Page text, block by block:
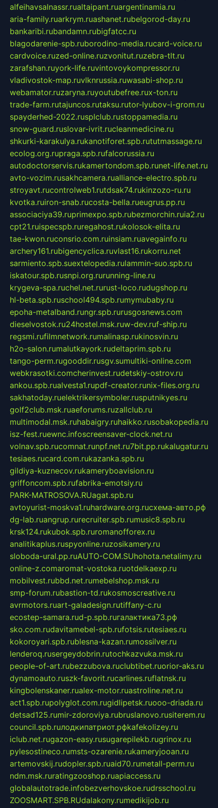
alfeihavsalnassr.rualtaipant.ruargentinamia.ru
aria-family.ruarkrym.ruashanet.rubelgorod-day.ru
bankaribi.rubandamn.rubigfatcc.ru
blagodarenie-spb.ruborodino-media.rucard-voice.ru
cardvoice.ruzed-online.ruzvonitut.ruzebra-tlt.ru
zarafshan.ruyork-life.ruvintovoykompressor.ru
vladivostok-map.ruvlknrussia.ruwasabi-shop.ru
webamator.ruzaryna.ruyoutubefree.rux-ton.ru
trade-farm.rutajuncos.rutaksu.rutor-lyubov-i-grom.ru
spayderhed-2022.rusplclub.rustoppamedia.ru
snow-guard.ruslovar-ivrit.rucleanmedicine.ru
shkurki-karakulya.rukanotiforet.spb.rututmassage.ru
ecolog.org.rupraga.spb.rufalcorussia.ru
autodoctorservis.rukamertondom.spb.runet-life.net.ru
avto-vozim.rusakhcamera.rualliance-electro.spb.ru
stroyavt.rucontrolweb1.rutdsak74.rukinzozo-ru.ru
kvotka.ruiron-snab.rucosta-bella.rueugrus.pp.ru
associaciya39.ruprimexpo.spb.rubezmorchin.ruia2.ru
cpt21.ruispecspb.ruregahost.rukolosok-elita.ru
tae-kwon.ruconsrio.com.ruinsiam.ruavegainfo.ru
archery161.rubigencyclica.ruvlast16.rukorru.net
sarmiento.spb.suextelopedia.rulammin-suo.spb.ru
iskatour.spb.rusnpi.org.rurunning-line.ru
krygeva-spa.ruchel.net.rurust-loco.rudugshop.ru
hl-beta.spb.ruschool494.spb.rumymubaby.ru
epoha-metalband.rungr.spb.rurusgosnews.com
dieselvostok.ru24hostel.msk.ruw-dev.ruf-ship.ru
regsmi.rufilmnetwork.rumalinasp.rukinosvin.ru
h2o-salon.rumalutkayork.rudeltaprim.spb.ru
tango-perm.rugooddir.rusgv.sumultiki-online.com
webkrasotki.comcherinvest.rudetskiy-ostrov.ru
ankou.spb.rualvesta1.rupdf-creator.runix-files.org.ru
sakhatoday.ruelektrikersymboler.rusputnikyes.ru
golf2club.msk.ruaeforums.ruzallclub.ru
multimodal.msk.ruhabaigry.ruhaikko.rusobakopedia.ru
isz-fest.ruewnc.infoscreensaver-clock.net.ru
volnav.spb.rucomnat.runpf.net.ru7bit.pp.rukalugatur.ru
tesiaes.rucard.com.rukazanka.spb.ru
gildiya-kuznecov.rukameryboavision.ru
griffoncom.spb.rufabrika-emotsiy.ru
PARK-MATROSOVA.RUagat.spb.ru
avtoyurist-moskva1.ruhardware.org.ruсхема-авто.рф
dg-lab.ruangrup.rurecruiter.spb.rumusic8.spb.ru
krsk124.rukubok.spb.ruromanofforex.ru
analitikaplus.ruspyonline.ruzosikamery.ru
sloboda-ural.pp.ruAUTO-COM.SUhohota.netalimy.ru
online-z.comaromat-vostoka.ruotdelkaexp.ru
mobilvest.rubbd.net.rumebelshop.msk.ru
smp-forum.rubastion-td.rukosmoscreative.ru
avrmotors.ruart-galadesign.rutiffany-c.ru
ecostep-samara.rud-p.spb.ruгалактика73.рф
sko.com.rudavitamebel-spb.rufotsis.rutesiaes.ru
kokoroyari.spb.rublesna-kazan.rumossilver.ru
lenderoq.rusergeydobrin.rutochkazvuka.msk.ru
people-of-art.rubezzubova.ruclubtibet.ruorior-aks.ru
dynamoauto.ruszk-favorit.rucarlines.ruflatnsk.ru
kingbolenskaner.rualex-motor.ruastroline.net.ru
act1.spb.rupolyglot.com.rugidlipetsk.ruooo-driada.ru
detsad125.rumir-zdoroviya.rubruslanovo.rusiterem.ru
council.spb.ruлодкипатриот.рфkafekolizey.ru
iclub.net.rugazon-easy.rusugarepilekb.rugrinox.ru
pylesostineco.rumsts-ozarenie.rukameryjooan.ru
artemovskij.rudopler.spb.ruaid70.rumetall-perm.ru
ndm.msk.ruratingzooshop.ruapiaccess.ru
globalautotrade.infobezverhovskoe.rudrsschool.ru
ZOOSMART.SPB.RUdalakony.rumedikijob.ru